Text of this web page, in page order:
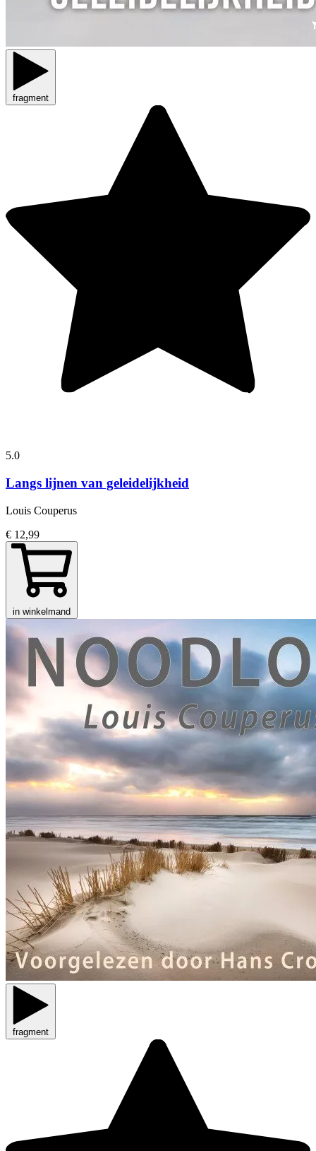
fragment
5.0
Langs lijnen van geleidelijkheid
Louis Couperus
€ 12,99
in winkelmand
fragment